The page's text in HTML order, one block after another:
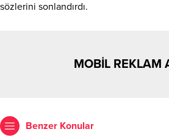
sözlerini sonlandırdı.
MOBİL REKLAM
Benzer Konular